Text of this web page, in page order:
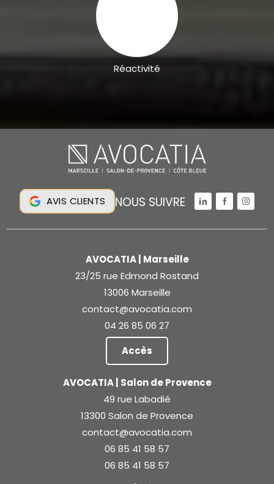
Réactivité
AVIS CLIENTS NOUS SUIVRE
AVOCATIA | Marseille
23/25 rue Edmond Rostand
13006 Marseille
contact@avocatia.com
04 26 85 06 27
Accès
AVOCATIA | Salon de Provence
49 rue Labadié
13300 Salon de Provence
contact@avocatia.com
06 85 41 58 57
06 85 41 58 57